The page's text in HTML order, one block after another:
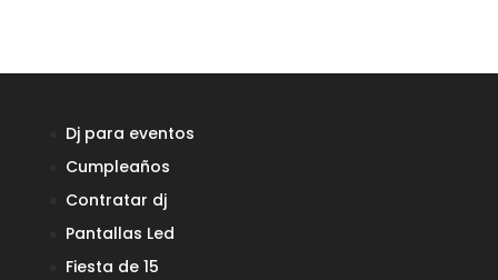
Dj para eventos
Cumpleaños
Contratar dj
Pantallas Led
Fiesta de 15